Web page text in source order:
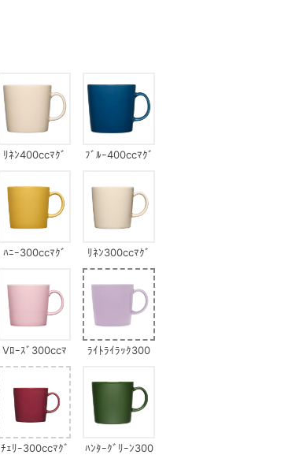
ﾘﾈﾝ400ccﾏｸﾞ ﾌﾞﾙｰ400ccﾏｸﾞ
ﾊﾆｰ300ccﾏｸﾞ ﾘﾈﾝ300ccﾏｸﾞ
Vﾛｰｽﾞ300ccﾏ
ｸﾞ
ﾗｲﾄﾗｲﾗｯｸ300
ﾁｪﾘｰ300ccﾏｸﾞ
ﾊﾝﾀｰｸﾞﾘｰﾝ300